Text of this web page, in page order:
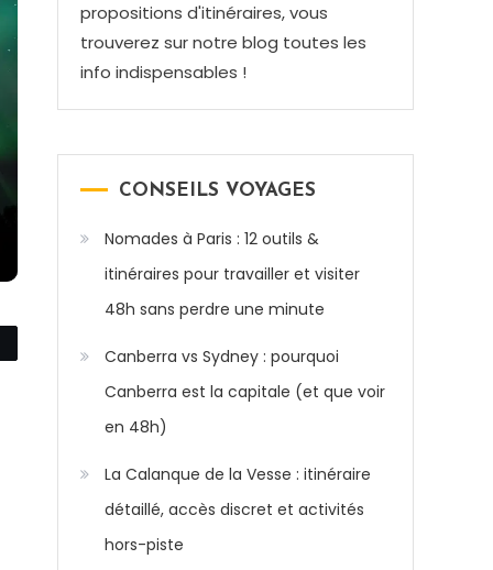
propositions d'itinéraires, vous
trouverez sur notre blog toutes les
info indispensables !
CONSEILS VOYAGES
Nomades à Paris : 12 outils &
itinéraires pour travailler et visiter
48h sans perdre une minute
Canberra vs Sydney : pourquoi
Canberra est la capitale (et que voir
en 48h)
La Calanque de la Vesse : itinéraire
détaillé, accès discret et activités
hors-piste